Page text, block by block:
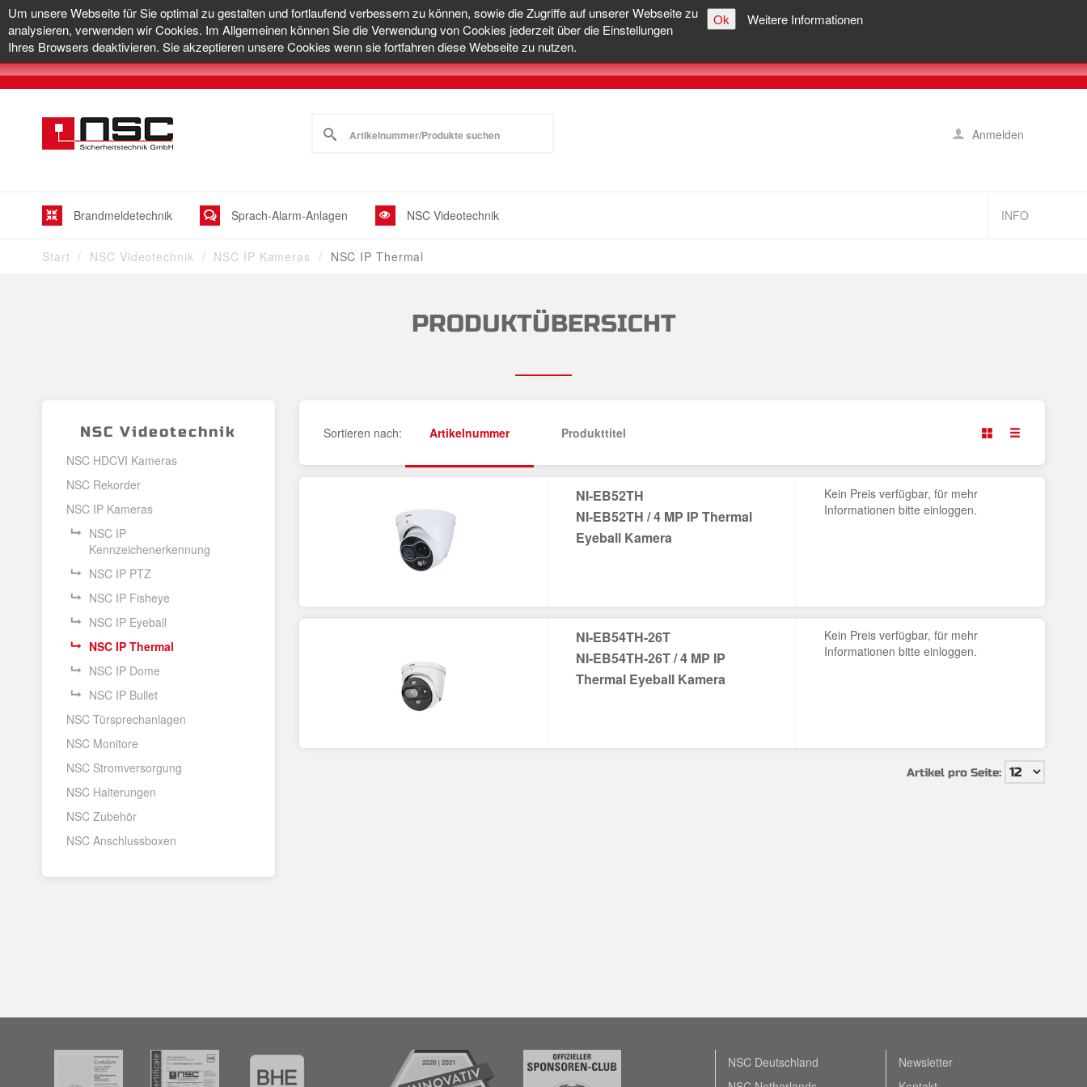
Um unsere Webseite für Sie optimal zu gestalten und fortlaufend verbessern zu können, sowie die Zugriffe auf unserer Webseite zu
analysieren, verwenden wir Cookies. Im Allgemeinen können Sie die Verwendung von Cookies jederzeit über die Einstellungen
Ihres Browsers deaktivieren. Sie akzeptieren unsere Cookies wenn sie fortfahren diese Webseite zu nutzen.
Ok Weitere Informationen
Anmelden
Brandmeldetechnik Sprach-Alarm-Anlagen NSC Videotechnik INFO
Start NSC Videotechnik NSC IP Kameras NSC IP Thermal
PRODUKTÜBERSICHT
NSC Videotechnik
NSC HDCVI Kameras
NSC Rekorder
NSC IP Kameras
NSC IP
Kennzeichenerkennung
NSC IP PTZ
NSC IP Fisheye
NSC IP Eyeball
NSC IP Thermal
NSC IP Dome
NSC IP Bullet
NSC Türsprechanlagen
NSC Monitore
NSC Stromversorgung
NSC Halterungen
NSC Zubehör
NSC Anschlussboxen
Sortieren nach: Artikelnummer Produkttitel
NI-EB52TH
NI-EB52TH / 4 MP IP Thermal
Eyeball Kamera
Kein Preis verfügbar, für mehr
Informationen bitte einloggen.
NI-EB54TH-26T
NI-EB54TH-26T / 4 MP IP
Thermal Eyeball Kamera
Kein Preis verfügbar, für mehr
Informationen bitte einloggen.
Artikel pro Seite:
NSC Deutschland
Newsletter